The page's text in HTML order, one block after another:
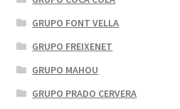
GRUPO FONT VELLA
GRUPO FREIXENET
GRUPO MAHOU
GRUPO PRADO CERVERA